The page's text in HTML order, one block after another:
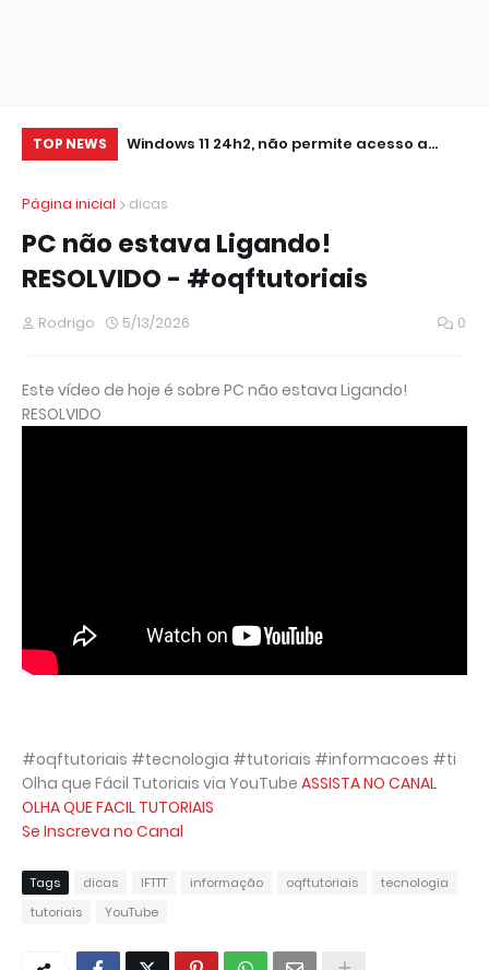
TOP NEWS
IMPRESSORA
Windows 11 24h2, não permite acesso a
outros
Página inicial dicas
PC não estava Ligando!
RESOLVIDO - #oqftutoriais
Rodrigo 5/13/2026 0
Este vídeo de hoje é sobre PC não estava Ligando!
RESOLVIDO
#oqftutoriais #tecnologia #tutoriais #informacoes #ti
Olha que Fácil Tutoriais via YouTube ASSISTA NO CANAL
OLHA QUE FACIL TUTORIAIS
Se Inscreva no Canal
Tags dicas IFTTT informação oqftutoriais
tecnologia
tutoriais
YouTube